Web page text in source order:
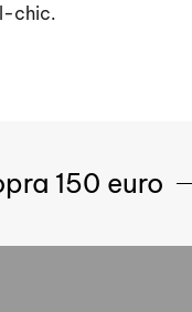
chic.
150 euro